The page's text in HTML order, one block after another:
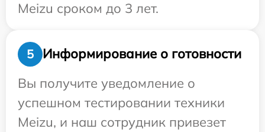
Meizu сроком до 3 лет.
5
Информирование о готовности
Вы получите уведомление о
успешном тестировании техники
Meizu, и наш сотрудник привезет